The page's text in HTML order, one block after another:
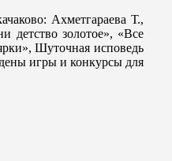
Ахметгараева Т.,
золотое», «Все
Шуточная исповедь
игры и конкурсы для